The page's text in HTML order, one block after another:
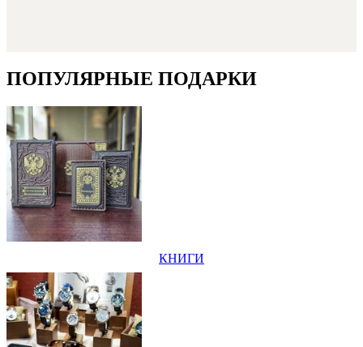
ПОПУЛЯРНЫЕ ПОДАРКИ
КНИГИ